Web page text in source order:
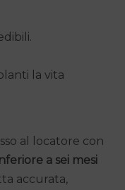
la vita
al locatore con
a sei mesi
accurata,